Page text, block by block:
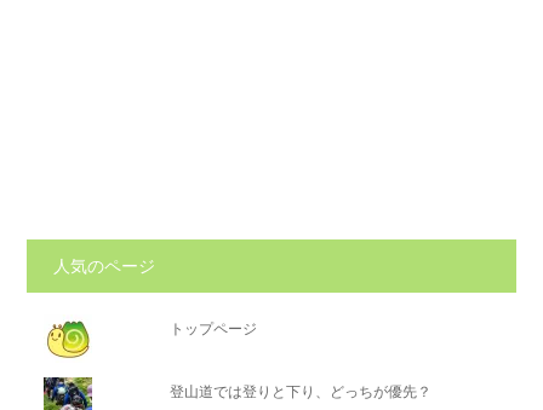
人気のページ
トップページ
登山道では登りと下り、どっちが優先？